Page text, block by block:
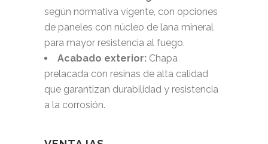
según normativa vigente, con opciones
de paneles con núcleo de lana mineral
para mayor resistencia al fuego.
Acabado exterior: Chapa
prelacada con resinas de alta calidad
que garantizan durabilidad y resistencia
a la corrosión.